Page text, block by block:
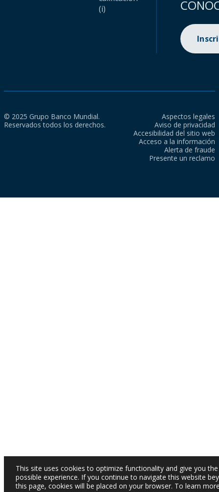
(i)
© 2025 Grupo Banco Mundial.
Reservados todos los derechos.
Aspectos legales
Aviso de privacidad
Accesibilidad del sitio web
Acceso a la información
Alerta de fraude
Presente un reclamo
This site uses cookies to optimize functionality and give you
possible experience. If you continue to navigate this website
this page, cookies will be placed on your browser. To learn